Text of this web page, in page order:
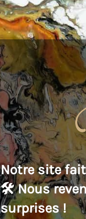
Notre site
🛠️ Nous
surprises !